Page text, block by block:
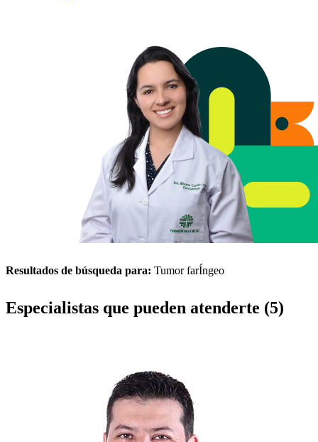
Resultados de búsqueda para: Tumor farÍngeo
Especialistas que pueden atenderte (5)